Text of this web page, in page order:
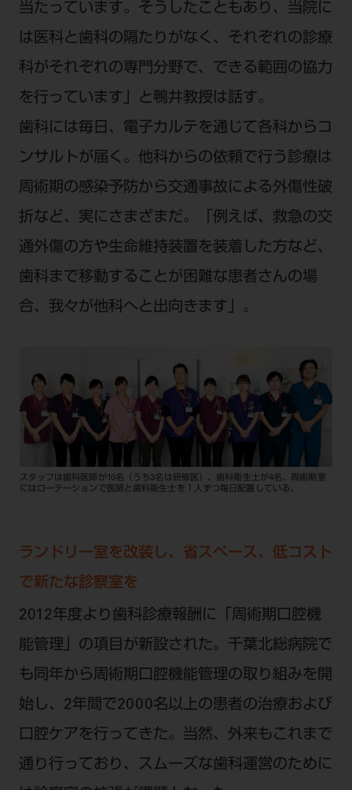
当たっています。そうしたこともあり、当院に
は医科と歯科の隔たりがなく、それぞれの診療
科がそれぞれの専門分野で、できる範囲の協力
を行っています」と鴨井教授は話す。
歯科には毎日、電子カルテを通じて各科からコ
ンサルトが届く。他科からの依頼で行う診療は
周術期の感染予防から交通事故による外傷性破
折など、実にさまざまだ。「例えば、救急の交
通外傷の方や生命維持装置を装着した方など、
歯科まで移動することが困難な患者さんの場
合、我々が他科へと出向きます」。
スタッフは歯科医師が10名（うち3名は研修医）、歯科衛生士が4名。周術期室
にはローテーションで医師と歯科衛生士を１人ずつ毎日配置している。
ランドリー室を改装し、省スペース、低コスト
で新たな診察室を
2012年度より歯科診療報酬に「周術期口腔機
能管理」の項目が新設された。千葉北総病院で
も同年から周術期口腔機能管理の取り組みを開
始し、2年間で2000名以上の患者の治療および
口腔ケアを行ってきた。当然、外来もこれまで
通り行っており、スムーズな歯科運営のために